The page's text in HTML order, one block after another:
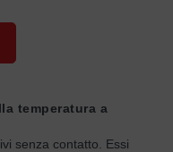
temperatura a
senza contatto. Essi